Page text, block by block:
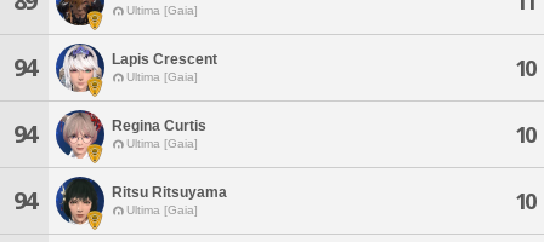
Ultima [Gaia]
94 Lapis Crescent
Ultima [Gaia] 10
94 Regina Curtis
Ultima [Gaia] 10
94 Ritsu Ritsuyama
Ultima [Gaia] 10